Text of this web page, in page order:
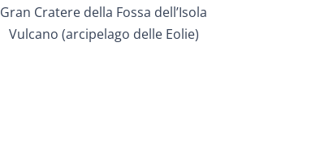
Gran Cratere della Fossa dell’Isola
Vulcano (arcipelago delle Eolie)